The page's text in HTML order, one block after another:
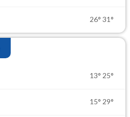
26° 31°
13° 25°
15° 29°